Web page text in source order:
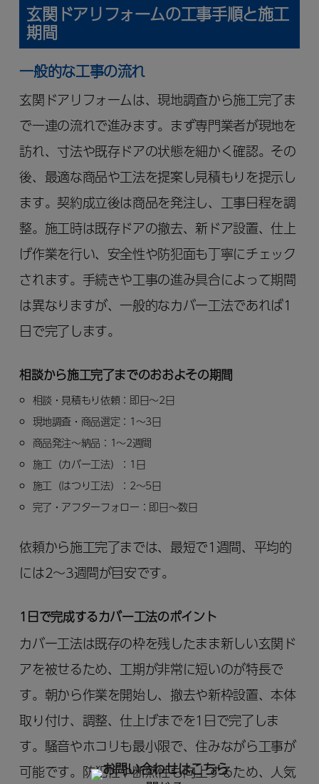
玄関ドアリフォームの工事手順と施工
期間
一般的な工事の流れ
玄関ドアリフォームは、現地調査から施工完了ま
で一連の流れで進みます。まず専門業者が現地を
訪れ、寸法や既存ドアの状態を細かく確認。その
後、最適な商品や工法を提案し見積もりを提示し
ます。契約成立後は商品を発注し、工事日程を調
整。施工時は既存ドアの撤去、新ドア設置、仕上
げ作業を行い、安全性や防犯面も丁寧にチェック
されます。手続きや工事の進み具合によって期間
は異なりますが、一般的なカバー工法であれば1
日で完了します。
相談から施工完了までのおおよその期間
相談・見積もり依頼：即日～2日
現地調査・商品選定：1～3日
商品発注～納品：1～2週間
施工（カバー工法）：1日
施工（はつり工法）：2～5日
完了・アフターフォロー：即日～数日
依頼から施工完了までは、最短で1週間、平均的
には2～3週間が目安です。
1日で完成するカバー工法のポイント
カバー工法は既存の枠を残したまま新しい玄関ド
アを被せるため、工期が非常に短いのが特長で
す。朝から作業を開始し、撤去や新枠設置、本体
取り付け、調整、仕上げまでを1日で完了しま
す。騒音やホコリも最小限で、住みながら工事が
可能です。防犯性や断熱性も向上するため、人気